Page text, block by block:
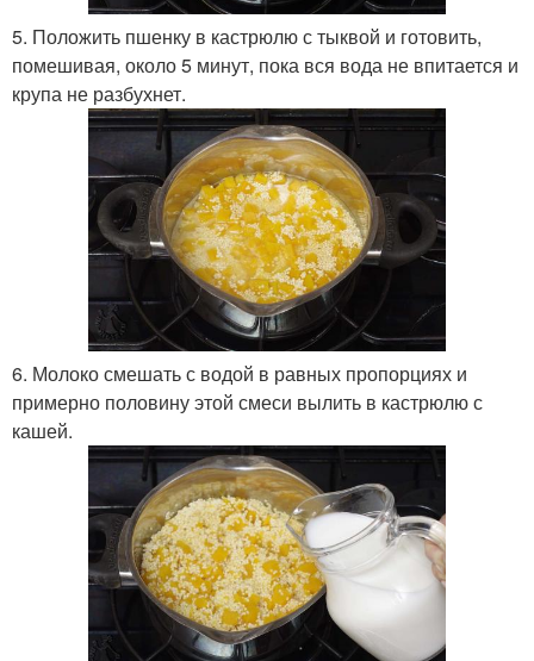
5. Положить пшенку в кастрюлю с тыквой и готовить,
помешивая, около 5 минут, пока вся вода не впитается и
крупа не разбухнет.
6. Молоко смешать с водой в равных пропорциях и
примерно половину этой смеси вылить в кастрюлю с
кашей.